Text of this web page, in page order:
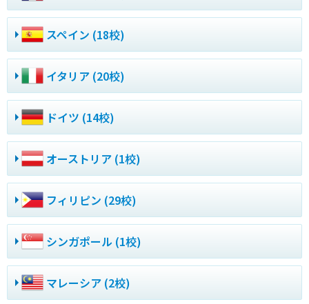
スペイン (18校)
イタリア (20校)
ドイツ (14校)
オーストリア (1校)
フィリピン (29校)
シンガポール (1校)
マレーシア (2校)